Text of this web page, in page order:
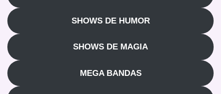
SHOWS DE HUMOR
SHOWS DE MAGIA
MEGA BANDAS